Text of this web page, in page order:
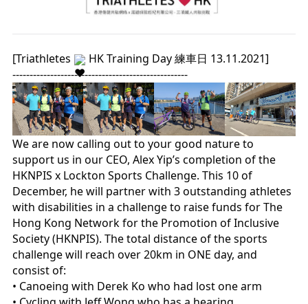
[Triathletes
HK Training Day 練車日 13.11.2021]
---------------------------------------------------
We are now calling out to your good nature to
support us in our CEO, Alex Yip’s completion of the
HKNPIS x Lockton Sports Challenge. This 10 of
December, he will partner with 3 outstanding athletes
with disabilities in a challenge to raise funds for The
Hong Kong Network for the Promotion of Inclusive
Society (HKNPIS). The total distance of the sports
challenge will reach over 20km in ONE day, and
consist of:
• Canoeing with Derek Ko who had lost one arm